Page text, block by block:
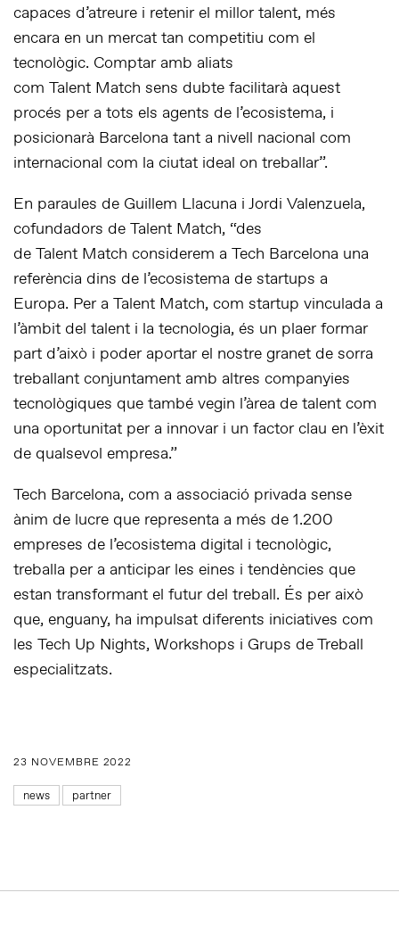
capaces d’atreure i retenir el millor talent, més
encara en un mercat tan competitiu com el
tecnològic. Comptar amb aliats
com Talent Match sens dubte facilitarà aquest
procés per a tots els agents de l’ecosistema, i
posicionarà Barcelona tant a nivell nacional com
internacional com la ciutat ideal on treballar”.
En paraules de Guillem Llacuna i Jordi Valenzuela,
cofundadors de Talent Match, “des
de Talent Match considerem a Tech Barcelona una
referència dins de l’ecosistema de startups a
Europa. Per a Talent Match, com startup vinculada a
l’àmbit del talent i la tecnologia, és un plaer formar
part d’això i poder aportar el nostre granet de sorra
treballant conjuntament amb altres companyies
tecnològiques que també vegin l’àrea de talent com
una oportunitat per a innovar i un factor clau en l’èxit
de qualsevol empresa.”
Tech Barcelona, com a associació privada sense
ànim de lucre que representa a més de 1.200
empreses de l’ecosistema digital i tecnològic,
treballa per a anticipar les eines i tendències que
estan transformant el futur del treball. És per això
que, enguany, ha impulsat diferents iniciatives com
les Tech Up Nights, Workshops i Grups de Treball
especialitzats.
23 NOVEMBRE 2022
news partner